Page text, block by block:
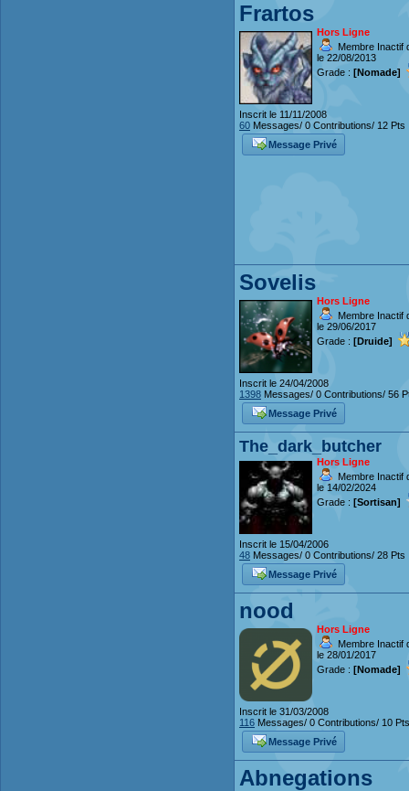
Frartos
Hors Ligne
Membre Inactif
le 22/08/2013
Grade : [Nomade]
Inscrit le 11/11/2008
60 Messages/ 0 Contributions/ 12 Pts
Message Privé
Sovelis
Hors Ligne
Membre Inactif
le 29/06/2017
Grade : [Druide]
Inscrit le 24/04/2008
1398 Messages/ 0 Contributions/ 56
Message Privé
The_dark_butcher
Hors Ligne
Membre Inactif
le 14/02/2024
Grade : [Sortisan]
Inscrit le 15/04/2006
48 Messages/ 0 Contributions/ 28 Pts
Message Privé
nood
Hors Ligne
Membre Inactif
le 28/01/2017
Grade : [Nomade]
Inscrit le 31/03/2008
116 Messages/ 0 Contributions/ 10 Pts
Message Privé
Abnegations